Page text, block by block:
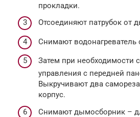
прокладки.
Отсоединяют патрубок от
Снимают водонагреватель
Затем при необходимости
управления с передней
Выкручивают два
корпус.
Снимают дымосборник –